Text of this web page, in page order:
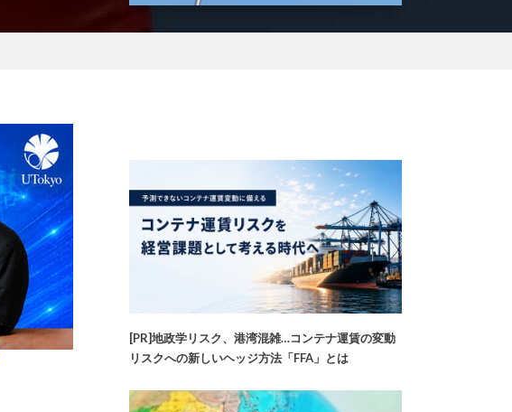
[PR]地政学リスク、港湾混雑…コンテナ運賃の変動
リスクへの新しいヘッジ方法「FFA」とは